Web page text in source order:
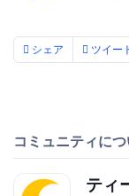
シェア ツイー
コミュニティに
ティ